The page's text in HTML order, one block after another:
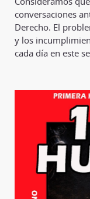
conversaciones
Derecho. El
y los
cada día en este